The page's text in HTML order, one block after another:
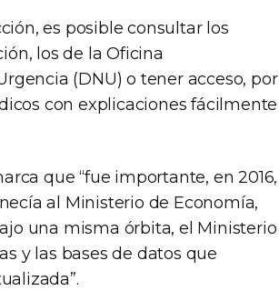
es posible consultar los
los de la Oficina
(DNU) o tener acceso, por
con explicaciones fácilmente
que “fue importante, en 2016,
al Ministerio de Economía,
una misma órbita, el Ministerio
y las bases de datos que